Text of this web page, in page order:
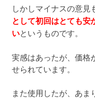
しかしマイナスの意見
として初回はとても安
いというものです。
実感はあったが、価格
せられています。
また使用したが、あ